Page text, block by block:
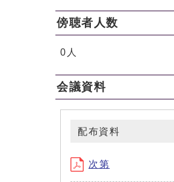
傍聴者人数
0人
会議資料
配布資料
次第